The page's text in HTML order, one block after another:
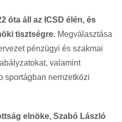
óta áll az ICSD élén, és
tisztségre. Megválasztása
pénzügyi és szakmai
valamint
sportágban nemzetközi
elnöke, Szabó László